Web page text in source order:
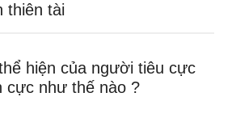
thiên tài
hiện của người tiêu cực
cực như thế nào ?